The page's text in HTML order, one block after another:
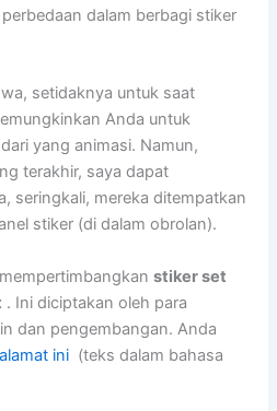
dalam berbagi stiker
setidaknya untuk saat
Anda untuk
yang animasi. Namun,
terakhir, saya dapat
seringkali, mereka ditempatkan
stiker (di dalam obrolan).
stiker set
. Ini diciptakan oleh para
dan pengembangan. Anda
alamat ini (teks dalam bahasa